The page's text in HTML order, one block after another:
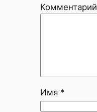
Комментарий
Имя *